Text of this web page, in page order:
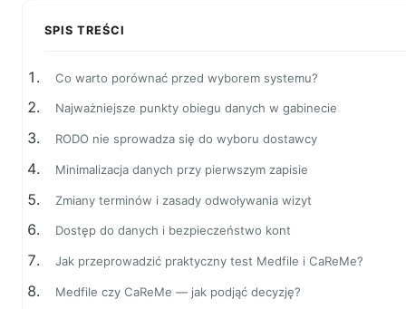
SPIS TREŚCI
Co warto porównać przed wyborem systemu?
Najważniejsze punkty obiegu danych w gabinecie
RODO nie sprowadza się do wyboru dostawcy
Minimalizacja danych przy pierwszym zapisie
Zmiany terminów i zasady odwoływania wizyt
Dostęp do danych i bezpieczeństwo kont
Jak przeprowadzić praktyczny test Medfile i CaReMe?
Medfile czy CaReMe — jak podjąć decyzję?